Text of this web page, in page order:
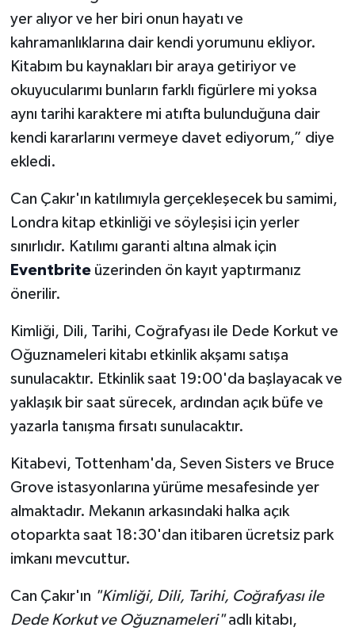
yer alıyor ve her biri onun hayatı ve
kahramanlıklarına dair kendi yorumunu ekliyor.
Kitabım bu kaynakları bir araya getiriyor ve
okuyucularımı bunların farklı figürlere mi yoksa
aynı tarihi karaktere mi atıfta bulunduğuna dair
kendi kararlarını vermeye davet ediyorum,” diye
ekledi.
Can Çakır'ın katılımıyla gerçekleşecek bu samimi,
Londra kitap etkinliği ve söyleşisi için yerler
sınırlıdır. Katılımı garanti altına almak için
Eventbriteüzerinden ön kayıt yaptırmanız
önerilir.
Kimliği, Dili, Tarihi, Coğrafyası ile Dede Korkut ve
Oğuznameleri kitabı etkinlik akşamı satışa
sunulacaktır. Etkinlik saat 19:00'da başlayacak ve
yaklaşık bir saat sürecek, ardından açık büfe ve
yazarla tanışma fırsatı sunulacaktır.
Kitabevi, Tottenham'da, Seven Sisters ve Bruce
Grove istasyonlarına yürüme mesafesinde yer
almaktadır. Mekanın arkasındaki halka açık
otoparkta saat 18:30'dan itibaren ücretsiz park
imkanı mevcuttur.
Can Çakır'ın "Kimliği, Dili, Tarihi, Coğrafyası ile
Dede Korkut ve Oğuznameleri"adlı kitabı,